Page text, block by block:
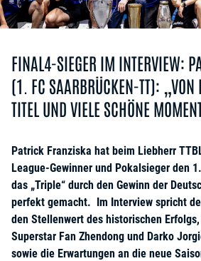
FINAL4-SIEGER IM INTERVIEW:
(1. FC SAARBRÜCKEN-TT): „VON
TITEL UND VIELE SCHÖNE
Patrick Franziska hat beim Liebherr
League-Gewinner und Pokalsieger den
das „Triple“ durch den Gewinn der
perfekt gemacht. Im Interview spricht
den Stellenwert des historischen
Superstar Fan Zhendong und Darko
sowie die Erwartungen an die neue